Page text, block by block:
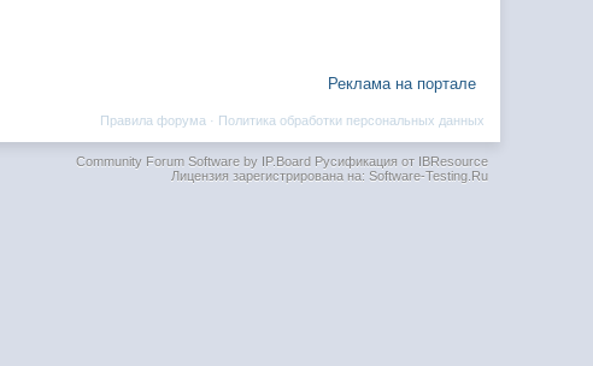
Реклама на портале
Политика обработки персональных данных
Правила форума ·
Community Forum Software by IP.BoardРусификация от IBResource
Лицензия зарегистрирована на: Software-Testing.Ru